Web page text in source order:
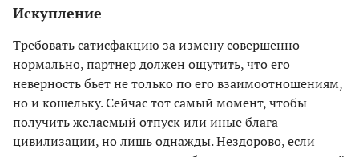
Искупление
Требовать сатисфакцию за измену совершенно
нормально, партнер должен ощутить, что его
неверность бьет не только по его взаимоотношениям,
но и кошельку. Сейчас тот самый момент, чтобы
получить желаемый отпуск или иные блага
цивилизации, но лишь однажды. Нездорово, если